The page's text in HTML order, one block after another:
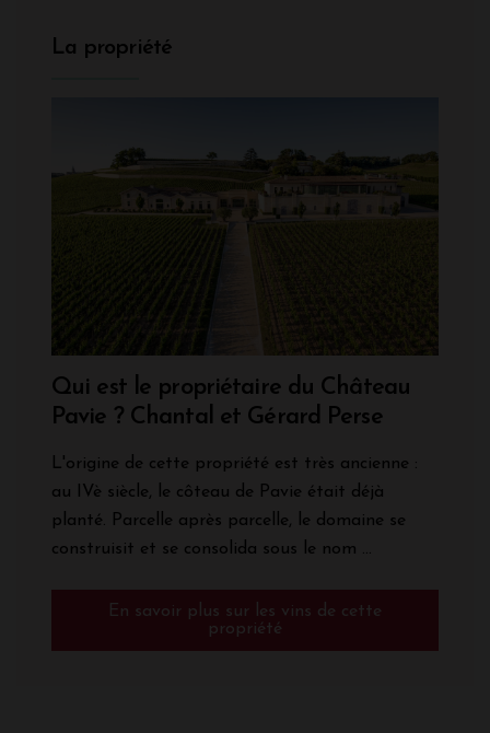
La propriété
Qui est le propriétaire du Château
Pavie ? Chantal et Gérard Perse
L'origine de cette propriété est très ancienne :
au IVè siècle, le côteau de Pavie était déjà
planté. Parcelle après parcelle, le domaine se
construisit et se consolida sous le nom ...
En savoir plus sur les vins de cette
propriété